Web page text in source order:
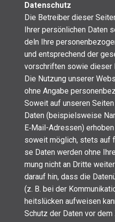
Daten­schutz
Die Betrei­ber die­ser
Ihrer per­sön­li­chen Daten
deln Ihre
und ent­spre­chend der
vor­schrif­ten sowie die­ser
Die Nut­zung unse­rer
ohne Anga­be
Soweit auf unse­ren
Daten (bei­spiels­wei­se
E‑Mail-Adres­sen)
soweit mög­lich, stets
se Daten wer­den ohne
mung nicht an Drit­te
dar­auf hin, dass die
(z. B. bei der
heits­lü­cken auf­wei­sen
Schutz der Daten vor